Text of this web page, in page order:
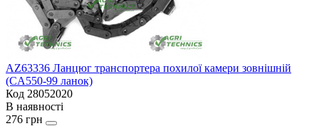
AZ63336 Ланцюг транспортера похилої камери зовнішній
(CA550-99 ланок)
Код 28052020
В наявності
276 грн